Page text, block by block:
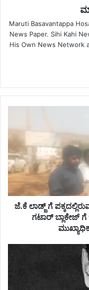
Maruti Basavantappa
News Paper. Sihi Kahi
His Own News Network
ಜೆ.ಕೆ ಲಾಡ್ಜ್ ಗೆ
ಗಟಾರ್ ಬ್ಲಾಕೇಜ್